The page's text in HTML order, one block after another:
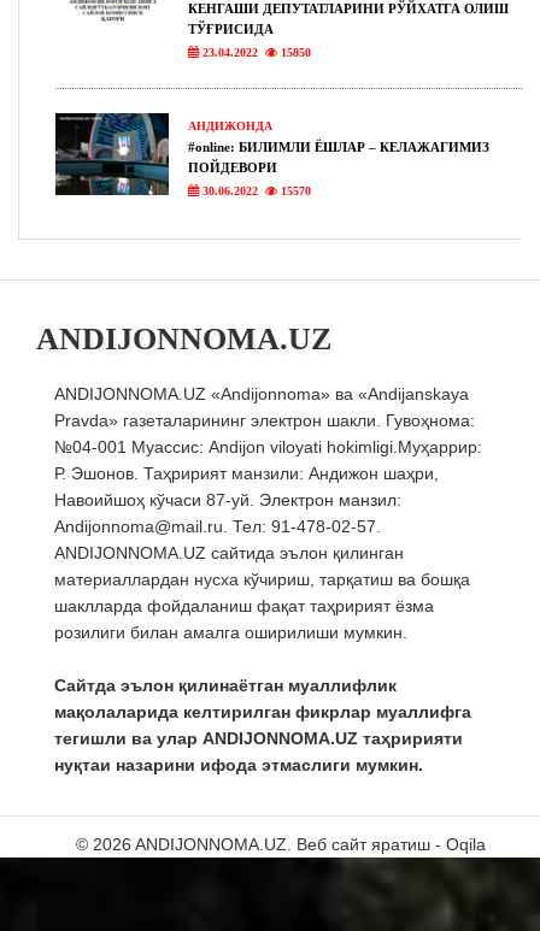
КЕНГАШИ ДЕПУТАТЛАРИНИ РЎЙХАТГА ОЛИШ
ТЎҒРИСИДА
23.04.2022 15850
АНДИЖОНДА
#online: БИЛИМЛИ ЁШЛАР – КЕЛАЖАГИМИЗ
ПОЙДЕВОРИ
30.06.2022 15570
ANDIJONNOMA.UZ
ANDIJONNOMA.UZ «Andijonnoma» ва «Andijanskaya
Pravda» газеталарининг электрон шакли. Гувоҳнома:
№04-001 Муассис: Andijon viloyati hokimligi.Муҳаррир:
Р. Эшонов. Таҳририят манзили: Андижон шаҳри,
Навоийшоҳ кўчаси 87-уй. Электрон манзил:
Andijonnoma@mail.ru. Тел: 91-478-02-57.
ANDIJONNOMA.UZ сайтида эълон қилинган
материаллардан нусха кўчириш, тарқатиш ва бошқа
шаклларда фойдаланиш фақат таҳририят ёзма
розилиги билан амалга оширилиши мумкин.
Сайтда эълон қилинаётган муаллифлик
мақолаларида келтирилган фикрлар муаллифга
тегишли ва улар ANDIJONNOMA.UZ таҳририяти
нуқтаи назарини ифода этмаслиги мумкин.
© 2026 ANDIJONNOMA.UZ. Веб сайт яратиш - Oqila